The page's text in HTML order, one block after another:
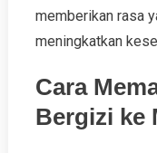
memberikan rasa
meningkatkan
Cara
Bergizi ke